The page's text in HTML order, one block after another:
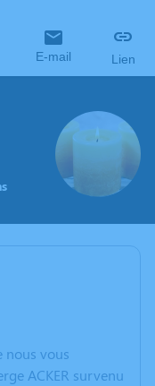
E-mail Lien
nous vous
ACKER survenu